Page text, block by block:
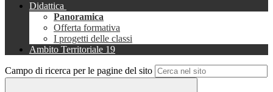
Didattica
Panoramica
Offerta formativa
I progetti delle classi
Ambito Territoriale 19
Campo di ricerca per le pagine del sito